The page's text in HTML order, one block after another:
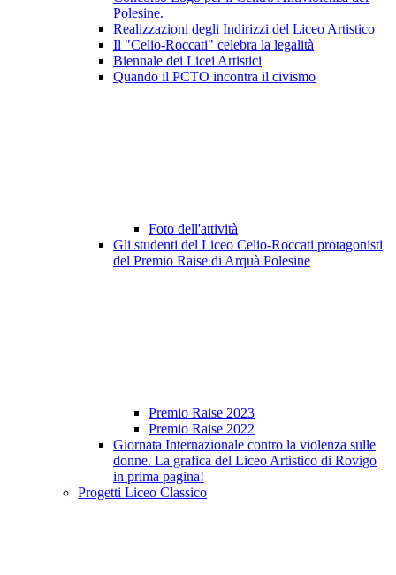
Polesine.
Realizzazioni degli Indirizzi del Liceo Artistico
Il "Celio-Roccati" celebra la legalità
Biennale dei Licei Artistici
Quando il PCTO incontra il civismo
Foto dell'attività
Gli studenti del Liceo Celio-Roccati protagonisti
del Premio Raise di Arquà Polesine
Premio Raise 2023
Premio Raise 2022
Giornata Internazionale contro la violenza sulle
donne. La grafica del Liceo Artistico di Rovigo
in prima pagina!
Progetti Liceo Classico